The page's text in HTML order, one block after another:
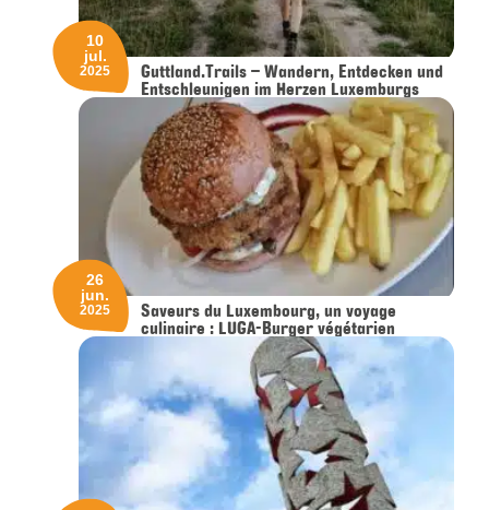
Guttland.Trails – Wandern, Entdecken und
Entschleunigen im Herzen Luxemburgs
10
jul.
2025
Saveurs du Luxembourg, un voyage
culinaire : LUGA-Burger végétarien
26
jun.
2025